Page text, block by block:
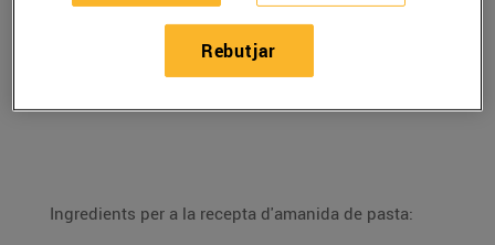
Recepta d'amanida de
Ingredients per a la recepta d'amanida de pasta:
Rebutjar